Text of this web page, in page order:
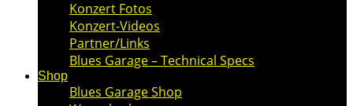
Konzert Fotos
Konzert-Videos
Partner/Links
Blues Garage – Technical Specs
Shop
Blues Garage Shop